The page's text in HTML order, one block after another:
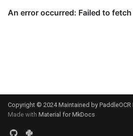
Copyright © 2024 Maintained by PaddleOCR
Made with Material for MkDocs